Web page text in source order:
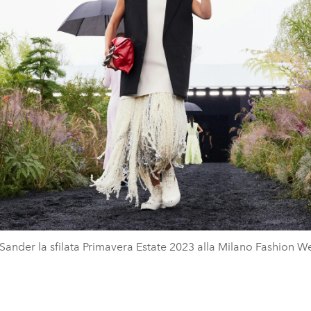
la sfilata Primavera Estate 2023 alla Milano Fashion